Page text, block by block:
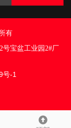
有
2号宝盆工业园2#厂
号-1